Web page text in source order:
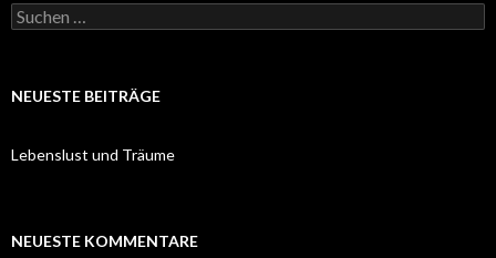
Suchen
nach:
NEUESTE BEITRÄGE
Lebenslust und Träume
NEUESTE KOMMENTARE